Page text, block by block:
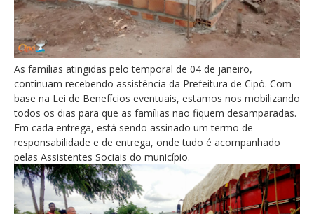
As famílias atingidas pelo temporal de 04 de janeiro,
continuam recebendo assistência da Prefeitura de Cipó. Com
base na Lei de Benefícios eventuais, estamos nos mobilizando
todos os dias para que as famílias não fiquem desamparadas.
Em cada entrega, está sendo assinado um termo de
responsabilidade e de entrega, onde tudo é acompanhado
pelas Assistentes Sociais do município.